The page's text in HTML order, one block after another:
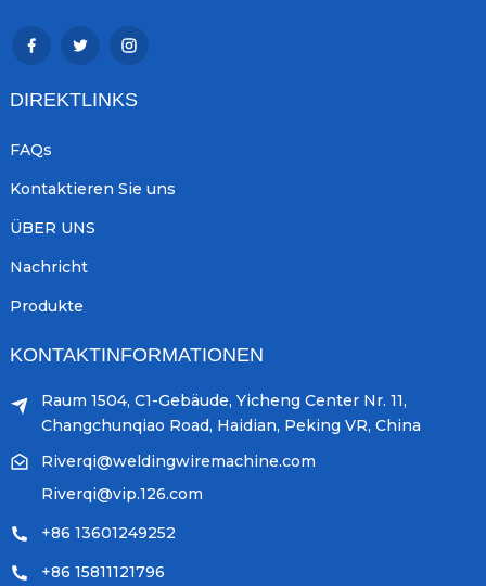
DIREKTLINKS
FAQs
Kontaktieren Sie uns
ÜBER UNS
Nachricht
Produkte
KONTAKTINFORMATIONEN
Raum 1504, C1-Gebäude, Yicheng Center Nr. 11,
Changchunqiao Road, Haidian, Peking VR, China
Riverqi@weldingwiremachine.com
Riverqi@vip.126.com
+86 13601249252
+86 15811121796